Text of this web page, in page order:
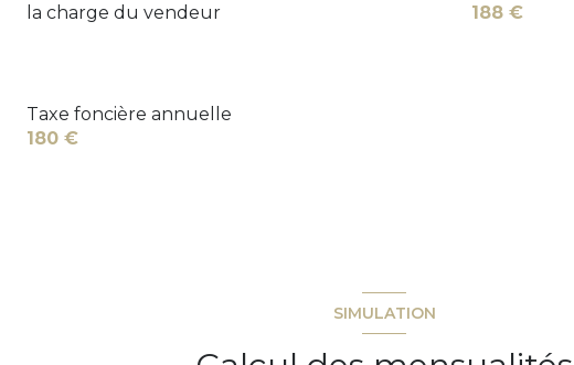
la charge du vendeur
188 €
Taxe foncière annuelle
180 €
SIMULATION